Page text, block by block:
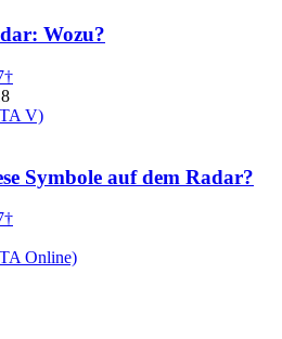
Wozu?
V)
Symbole auf dem Radar?
Online)